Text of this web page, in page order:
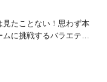
見たことない！思わず本
に挑戦するバラエティ